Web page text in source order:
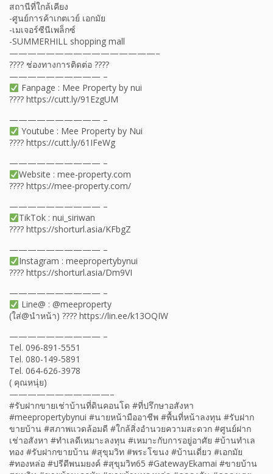
สถานีที่ใกล้เคียง
-ศูนย์การค้าเกตเวย์ เอกมัย
-เมเจอร์ซีนีเพล็กซ์
-SUMMERHILL shopping mall
————————————————–
???? ช่องทางการติดต่อ ????
—————————— –
Fanpage : Mee Property by nui
???? https://cutt.ly/91EzgUM
—————————— –
Youtube : Mee Property by Nui
???? https://cutt.ly/61IFeWg
—————————— –
Website : mee-property.com
???? https://mee-property.com/
—————————— –
TikTok : nui_siriwan
???? https://shorturl.asia/KFbgZ
—————————— –
Instagram : meepropertybynui
???? https://shorturl.asia/Dm9VI
—————————— –
Line@ : @meeproperty
(ใส่@นำหน้า) ???? https://lin.ee/k13OQIW
—————————— –
Tel. 096-891-5551
Tel. 080-149-5891
Tel. 064-626-3978
( คุณหนุ่ย)
———————————–
#รับฝากขายเช่าบ้านที่ดินคอนโด #ที่ปรึกษาอสังหา
#meepropertybynui #นายหน้ามืออาชีพ #พื้นที่หน้าลงทุน #รับฝาก
ขายบ้าน #สภาพแวดล้อมดี #ใกล้สิ่งอำนวยความสะดวก #ศูนย์ฝาก
เช่าอสังหา #ทำเลดีเหมาะลงทุน #เหมาะกับการอยู่อาศัย #บ้านทำเล
ทอง #รับฝากขายบ้าน #สุขุมวิท #พระโขนง #บ้านเดี่ยว #เอกมัย
#ทองหล่อ #ปรีดีพนมยงค์ #สุขุมวิท65 #GatewayEkamai #ขายบ้าน